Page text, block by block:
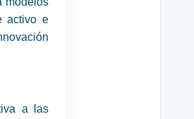
activo e
a las